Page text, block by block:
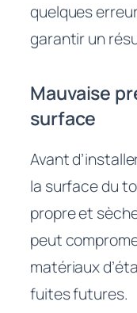
quelques
garantir un
Mauvaise
surface
Avant
la surface du
propre et
peut
matériaux
fuites futures.